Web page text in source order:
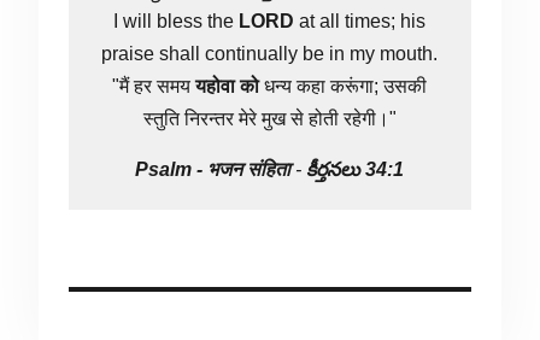
I will bless the LORD at all times; his
praise shall continually be in my mouth.
"मैं हर समययहोवा कोधन्य कहा करूंगा; उसकी
स्तुति निरन्तर मेरे मुख से होती रहेगी।"
Psalm - भजन संहिता- కీర్తనలు 34:1